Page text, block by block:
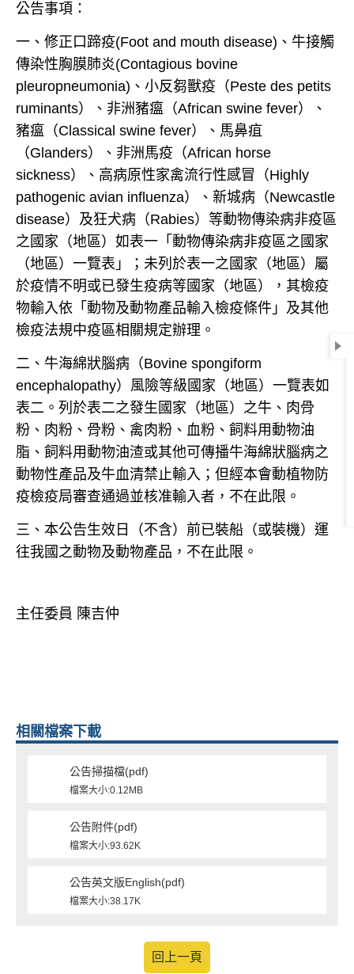
公告事項：
一、修正口蹄疫(Foot and mouth disease)、牛接觸
傳染性胸膜肺炎(Contagious bovine
pleuropneumonia)、小反芻獸疫（Peste des petits
ruminants）、非洲豬瘟（African swine fever）、
豬瘟（Classical swine fever）、馬鼻疽
（Glanders）、非洲馬疫（African horse
sickness）、高病原性家禽流行性感冒（Highly
pathogenic avian influenza）、新城病（Newcastle
disease）及狂犬病（Rabies）等動物傳染病非疫區
之國家（地區）如表一「動物傳染病非疫區之國家
（地區）一覽表」；未列於表一之國家（地區）屬
於疫情不明或已發生疫病等國家（地區）， 其檢疫
物輸入依「動物及動物產品輸入檢疫條件」及其他
檢疫法規中疫區相關規定辦理。
二、牛海綿狀腦病（Bovine spongiform
encephalopathy）風險等級國家（地區）一覽表如
表二。列於表二之發生國家（地區）之牛、肉骨
粉、肉粉、骨粉、禽肉粉、血粉、飼料用動物油
脂、飼料用動物油渣或其他可傳播牛海綿狀腦病之
動物性產品及牛血清禁止輸入；但經本會動植物防
疫檢疫局審查通過並核准輸入者，不在此限。
三、本公告生效日（不含）前已裝船（或裝機）運
往我國之動物及動物產品，不在此限。
主任委員 陳吉仲
相關檔案下載
公告掃描檔(pdf)
檔案大小:0.12MB
公告附件(pdf)
檔案大小:93.62K
公告英文版English(pdf)
檔案大小:38.17K
回上一頁